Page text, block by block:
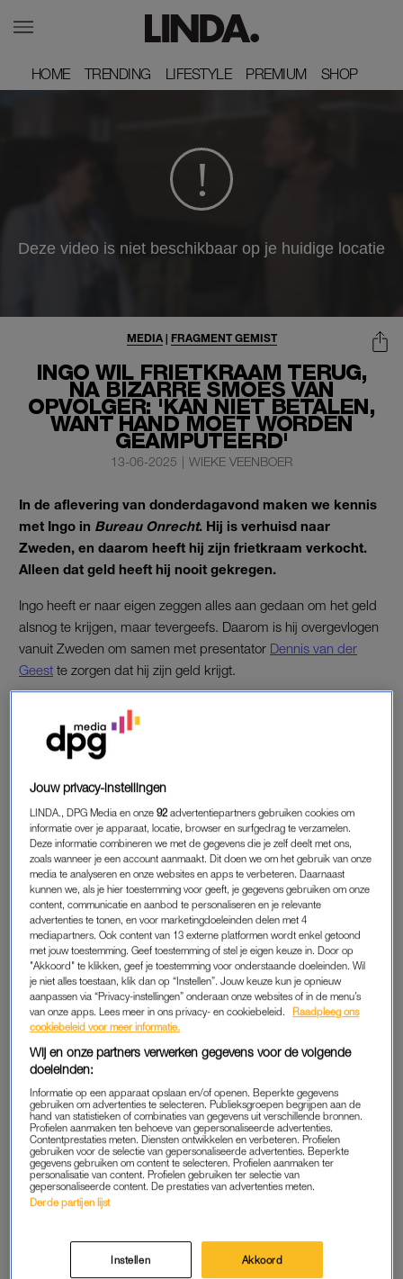
HOME
HOME TRENDING
TRENDING LIFESTYLE
LIFESTYLE PREMIUM
PREMIUM SHOP
SHOP
INGO WIL FRIETKRAAM TERUG,
NA BIZARRE SMOES VAN
OPVOLGER: 'KAN NIET BETALEN,
WANT HAND MOET WORDEN
GEAMPUTEERD'
MEDIA| FRAGMENT GEMIST
13-06-2025 | WIEKE VEENBOER
In de aflevering van donderdagavond maken we kennis
met Ingo in Bureau Onrecht. Hij is verhuisd naar
Zweden, en daarom heeft hij zijn frietkraam verkocht.
Alleen dat geld heeft hij nooit gekregen.
Ingo heeft er naar eigen zeggen alles aan gedaan om het geld
alsnog te krijgen, maar tevergeefs. Daarom is hij overgevlogen
vanuit Zweden om samen met presentator Dennis van der
Geest te zorgen dat hij zijn geld krijgt.
INGO IN BUREAU ONRECHT
De frietkraam van Ingo is een gigantisch succes, maar het
gaat niet goed met je'”, herinnert hij zich. Daarom besluit hij
het roer volledig om te gooien, en te verhuizen naar Zweden –
in eerste instantie om een bed and breakfast te openen. Zijn
frietkraam verkopen doet hij niet voor het geld, maar hij wil het
aan mensen overdragen die ook echt een passie hebben voor
deze branche.
Lisa en Sander, de kopers, zijn enthousiast. “In eerste instantie
was ik een beetje terughoudend, maar ze waren zó
overtuigend dat ik dacht: dit kan niet fout gaan”, vertelt Ingo.
Maar meteen betalen doen ze niet, al zeiden ze eerst het geld
wel te hebben. “Een paar weken later zeiden ze het geld niet
te hebben, maar toen zat ik in Zweden. Dus werd het een
afbetaling. Ze zouden elke maand ruim 500 euro betalen.” Dat
zouden ze betalen tot Ingo zijn geld – bijna 10.000 euro – heeft
ontvangen.
TE GOED VAN VERTROUWEN
Maar je raadt het al: er wordt niet betaald. “Ik was te goed van
moest worden, lag meneer in het ziekenhuis met een
voedselvergiftiging. Toen ging er bij mij al een alarmbelletje
Jouw privacy-instellingen
LINDA., DPG Media en onze92 advertentiepartners gebruiken cookies om
informatie over je apparaat, locatie, browser en surfgedrag te verzamelen.
Deze informatie combineren we met de gegevens die je zelf deelt met ons,
zoals wanneer je een account aanmaakt. Dit doen we om het gebruik van onze
media te analyseren en onze websites en apps te verbeteren. Daarnaast
kunnen we, als je hier toestemming voor geeft, je gegevens gebruiken om onze
content, communicatie en aanbod te personaliseren en je relevante
advertenties te tonen, en voor marketingdoeleinden delen met 4
mediapartners. Ook content van 13 externe platformen wordt enkel getoond
met jouw toestemming. Geef toestemming of stel je eigen keuze in. Door op
"Akkoord" te klikken, geef je toestemming voor onderstaande doeleinden. Wil
je niet alles toestaan, klik dan op “Instellen”. Jouw keuze kun je opnieuw
aanpassen via “Privacy-instellingen” onderaan onze websites of in de menu’s
van onze apps. Lees meer in ons privacy- en cookiebeleid.
Raadpleeg ons
cookiebeleid voor meer informatie.
Wij en onze partners verwerken gegevens voor de volgende
doeleinden:
Informatie op een apparaat opslaan en/of openen. Beperkte gegevens
gebruiken om advertenties te selecteren. Publieksgroepen begrijpen aan de
hand van statistieken of combinaties van gegevens uit verschillende bronnen.
Profielen aanmaken ten behoeve van gepersonaliseerde advertenties.
Contentprestaties meten. Diensten ontwikkelen en verbeteren. Profielen
gebruiken voor de selectie van gepersonaliseerde advertenties. Beperkte
gegevens gebruiken om content te selecteren. Profielen aanmaken ter
personalisatie van content. Profielen gebruiken ter selectie van
gepersonaliseerde content. De prestaties van advertenties meten.
Derde partijen lijst
Instellen Akkoord